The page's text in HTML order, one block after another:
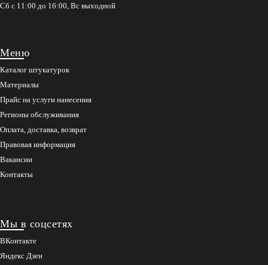
Сб с 11:00 до 16:00, Вс выходной
Меню
Каталог штукатурок
Материалы
Прайс на услуги нанесения
Регионы обслуживания
Оплата, доставка, возврат
Правовая информация
Вакансии
Контакты
Мы в соцсетях
ВКонтакте
Яндекс Дзен